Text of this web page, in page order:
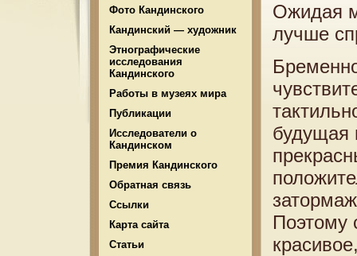
Фото Кандинского
Кандинский — художник
Этнографические
исследования
Кандинского
Работы в музеях мира
Публикации
Исследователи о
Кандинском
Премия Кандинского
Обратная связь
Ссылки
Карта сайта
Статьи
Ожидая
лучше
будущая
Поэтому